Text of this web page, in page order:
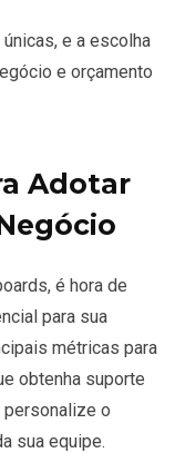
e a escolha
e orçamento
Adotar
é hora de
para sua
métricas para
obtenha suporte
o
sua equipe.